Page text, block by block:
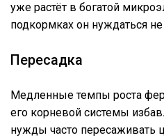
уже растёт в богатой
подкормках он нуждаться не
Пересадка
Медленные темпы роста
его корневой системы
нужды часто пересаживать